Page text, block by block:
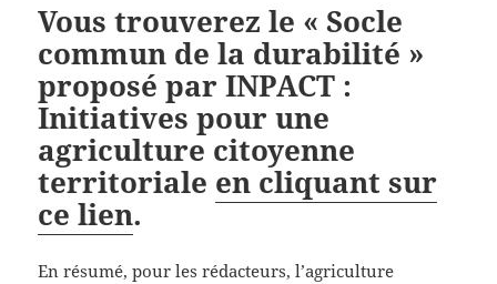
Vous trouverez le « Socle
commun de la durabilité »
proposé par INPACT :
Initiatives pour une
agriculture citoyenne
territoriale en cliquant sur
ce lien.
En résumé, pour les rédacteurs, l’agriculture